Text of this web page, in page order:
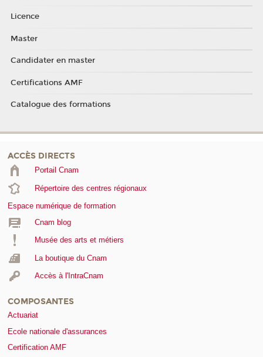
Licence
Master
Candidater en master
Certifications AMF
Catalogue des formations
ACCÈS DIRECTS
Portail Cnam
Répertoire des centres régionaux
Espace numérique de formation
Cnam blog
Musée des arts et métiers
La boutique du Cnam
Accès à l'IntraCnam
COMPOSANTES
Actuariat
Ecole nationale d'assurances
Certification AMF